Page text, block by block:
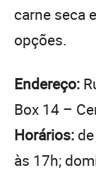
carne seca
opções.
Endereço:
Box 14 –
Horários:
às 17h;